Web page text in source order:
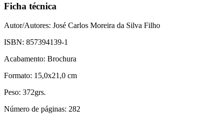
Ficha técnica
Autor/Autores: José Carlos Moreira da Silva Filho
ISBN: 857394139-1
Acabamento: Brochura
Formato: 15,0x21,0 cm
Peso: 372grs.
Número de páginas: 282